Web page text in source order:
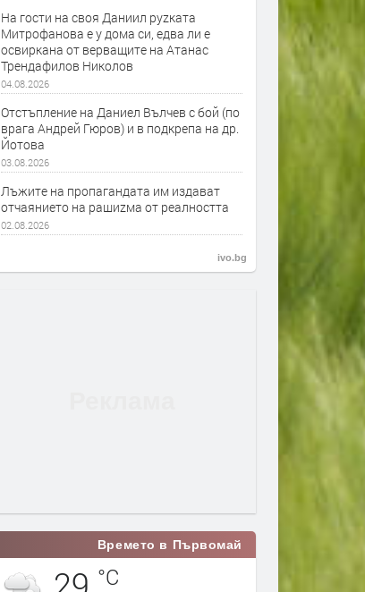
На гости на своя Даниил руzката
Митрофанова е у дома си, едва ли е
освиркана от верващите на Атанас
Трендафилов Николов
04.08.2026
Отстъпление на Даниел Вълчев с бой (по
врага Андрей Гюров) и в подкрепа на др.
Йотова
03.08.2026
Лъжите на пропагандата им издават
отчаянието на рашиzма от реалността
02.08.2026
ivo.bg
Времето в Първомай
°C